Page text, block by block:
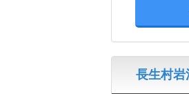
長生村岩